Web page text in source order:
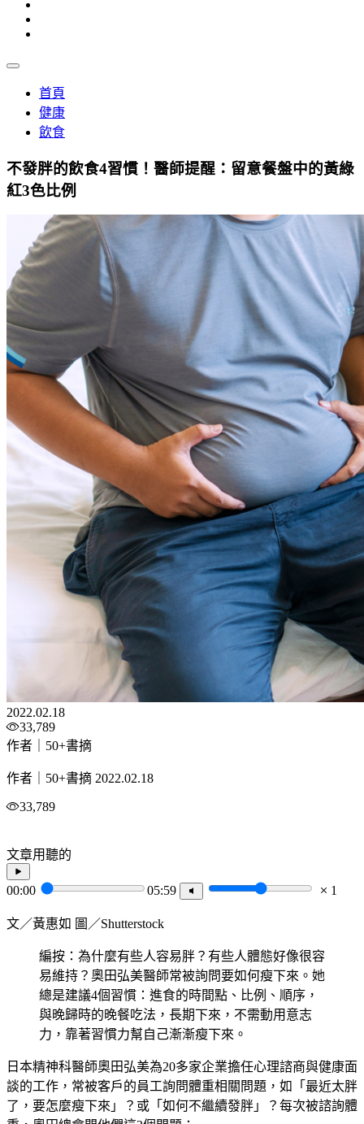
首頁
健康
飲食
不發胖的飲食4習慣！醫師提醒：留意餐盤中的黃綠
紅3色比例
2022.02.18
33,789
作者｜50+書摘
作者｜50+書摘 2022.02.18
33,789
文章用聽的
00:00 05:59 1
文／黃惠如 圖／Shutterstock
編按：為什麼有些人容易胖？有些人體態好像很容
易維持？奧田弘美醫師常被詢問要如何瘦下來。她
總是建議4個習慣：進食的時間點、比例、順序，
與晚歸時的晚餐吃法，長期下來，不需動用意志
力，靠著習慣力幫自己漸漸瘦下來。
日本精神科醫師奧田弘美為20多家企業擔任心理諮商與健康面
談的工作，常被客戶的員工詢問體重相關問題，如「最近太胖
了，要怎麼瘦下來」？或「如何不繼續發胖」？每次被諮詢體